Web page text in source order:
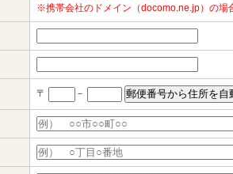
※携帯会社のドメイン（docomo.ne.jp）の場
〒 －